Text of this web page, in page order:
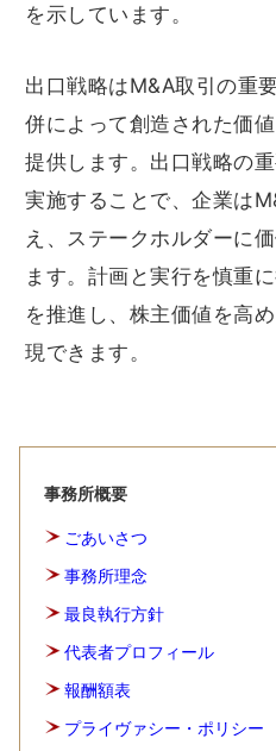
を示しています。
出口戦略はM&A取引の重
併によって創造された価
提供します。出口戦略の
実施することで、企業は
え、ステークホルダーに
ます。計画と実行を慎重
を推進し、株主価値を高
現できます。
事務所概要
ごあいさつ
事務所理念
最良執行方針
代表者プロフィール
報酬額表
プライヴァシー・ポリシー